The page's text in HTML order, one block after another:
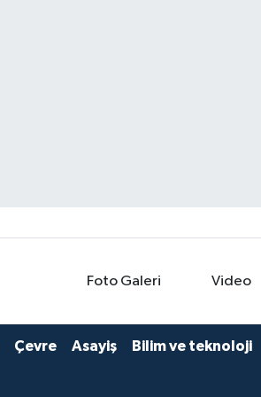
Foto Galeri Video
Çevre Asayiş Bilim ve teknoloji